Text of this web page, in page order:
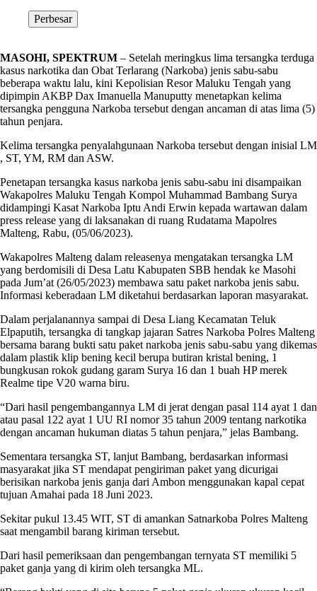
Perbesar
MASOHI, SPEKTRUM – Setelah meringkus lima tersangka terduga
kasus narkotika dan Obat Terlarang (Narkoba) jenis sabu-sabu
beberapa waktu lalu, kini Kepolisian Resor Maluku Tengah yang
dipimpin AKBP Dax Imanuella Manuputty menetapkan kelima
tersangka pengguna Narkoba tersebut dengan ancaman di atas lima (5)
tahun penjara.
Kelima tersangka penyalahgunaan Narkoba tersebut dengan inisial LM
, ST, YM, RM dan ASW.
Penetapan tersangka kasus narkoba jenis sabu-sabu ini disampaikan
Wakapolres Maluku Tengah Kompol Muhammad Bambang Surya
didampingi Kasat Narkoba Iptu Andi Erwin kepada wartawan dalam
press release yang di laksanakan di ruang Rudatama Mapolres
Malteng, Rabu, (05/06/2023).
Wakapolres Malteng dalam releasenya mengatakan tersangka LM
yang berdomisili di Desa Latu Kabupaten SBB hendak ke Masohi
pada Jum’at (26/05/2023) membawa satu paket narkoba jenis sabu.
Informasi keberadaan LM diketahui berdasarkan laporan masyarakat.
Dalam perjalanannya sampai di Desa Liang Kecamatan Teluk
Elpaputih, tersangka di tangkap jajaran Satres Narkoba Polres Malteng
bersama barang bukti satu paket narkoba jenis sabu-sabu yang dikemas
dalam plastik klip bening kecil berupa butiran kristal bening, 1
bungkusan rokok gudang garam Surya 16 dan 1 buah HP merek
Realme tipe V20 warna biru.
“Dari hasil pengembangannya LM di jerat dengan pasal 114 ayat 1 dan
atau pasal 122 ayat 1 UU RI nomor 35 tahun 2009 tentang narkotika
dengan ancaman hukuman diatas 5 tahun penjara,” jelas Bambang.
Sementara tersangka ST, lanjut Bambang, berdasarkan informasi
masyarakat jika ST mendapat pengiriman paket yang dicurigai
berisikan narkoba jenis ganja dari Ambon menggunakan kapal cepat
tujuan Amahai pada 18 Juni 2023.
Sekitar pukul 13.45 WIT, ST di amankan Satnarkoba Polres Malteng
saat mengambil barang kiriman tersebut.
Dari hasil pemeriksaan dan pengembangan ternyata ST memiliki 5
paket ganja yang di kirim oleh tersangka ML.